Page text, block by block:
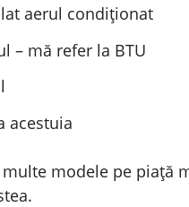
aerul condiționat
– mă refer la BTU
acestuia
modele pe piață